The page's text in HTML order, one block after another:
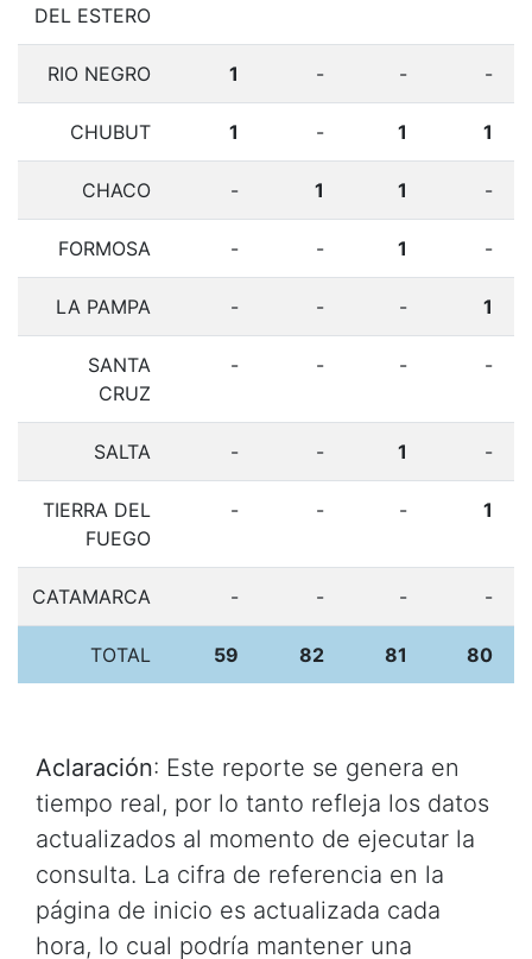
DEL ESTERO
RIO NEGRO 1 - - -
CHUBUT 1 - 1 1
CHACO - 1 1 -
FORMOSA - - 1 -
LA PAMPA - - - 1
SANTA
CRUZ
- - - -
SALTA - - 1 -
TIERRA DEL
FUEGO
- - - 1
CATAMARCA - - - -
TOTAL 59 82 81 80
Aclaración: Este reporte se genera en
tiempo real, por lo tanto refleja los datos
actualizados al momento de ejecutar la
consulta. La cifra de referencia en la
página de inicio es actualizada cada
hora, lo cual podría mantener una